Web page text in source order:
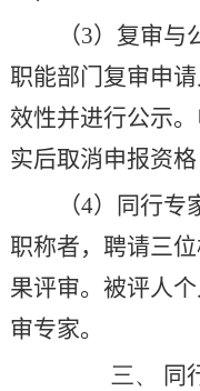
（3）复审与
职能部门复审申
效性并进行公示。
实后取消申报资格
（4）同行专
职称者，聘请三
果评审。被评人
审专家。
三、
同